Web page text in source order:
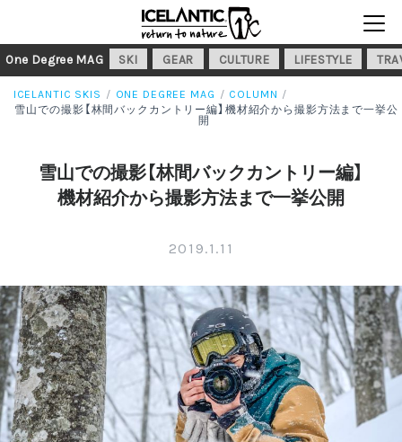
One Degree MAG SKI GEAR CULTURE LIFESTYLE
ICELANTIC SKIS ONE DEGREE MAG
COLUMN
雪山での撮影【林間バックカントリー編】機材紹介から撮影方法まで一挙公
開
雪山での撮影【林間バックカントリー編】
機材紹介から撮影方法まで一挙公開
2019.1.11